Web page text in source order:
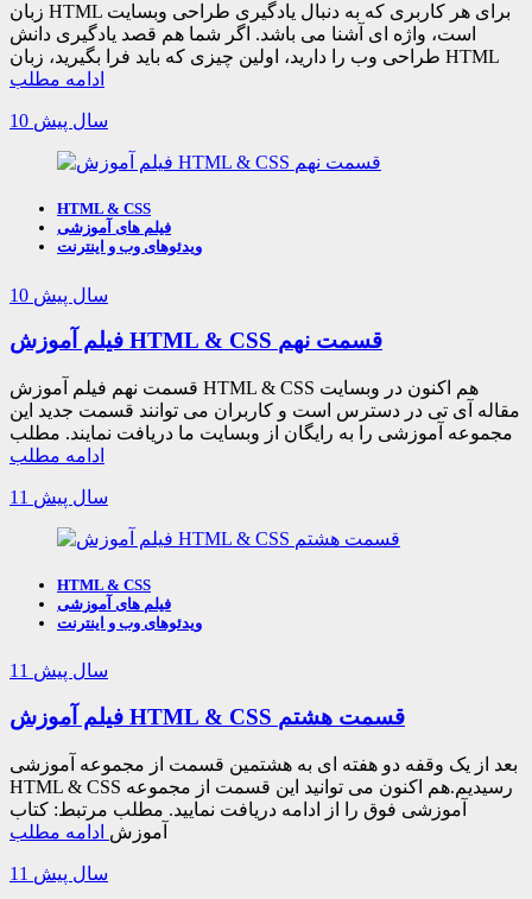
زبان HTML برای هر کاربری که به دنبال یادگیری طراحی وبسایت
است، واژه ای آشنا می باشد. اگر شما هم قصد یادگیری دانش
طراحی وب را دارید، اولین چیزی که باید فرا بگیرید، زبان HTML
ادامه مطلب
10 سال پیش
HTML & CSS
فیلم های آموزشی
ویدئوهای وب و اینترنت
10 سال پیش
فیلم آموزش HTML & CSS قسمت نهم
قسمت نهم فیلم آموزش HTML & CSS هم اکنون در وبسایت
مقاله آی تی در دسترس است و کاربران می توانند قسمت جدید این
مجموعه آموزشی را به رایگان از وبسایت ما دریافت نمایند. مطلب
ادامه مطلب
11 سال پیش
HTML & CSS
فیلم های آموزشی
ویدئوهای وب و اینترنت
11 سال پیش
فیلم آموزش HTML & CSS قسمت هشتم
بعد از یک وقفه دو هفته ای به هشتمین قسمت از مجموعه آموزشی
HTML & CSS رسیدیم.هم اکنون می توانید این قسمت از مجموعه
آموزشی فوق را از ادامه دریافت نمایید. مطلب مرتبط: کتاب
آموزش ادامه مطلب
11 سال پیش